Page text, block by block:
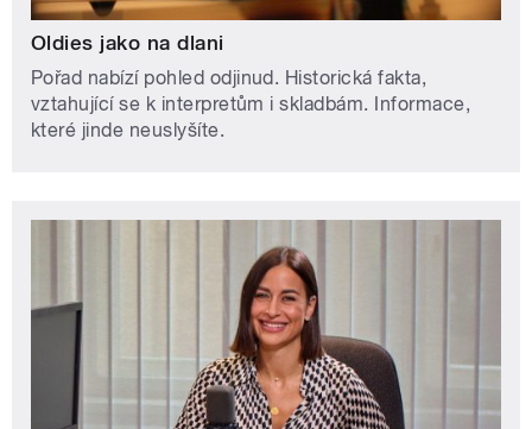
Oldies jako na dlani
Pořad nabízí pohled odjinud. Historická fakta,
vztahující se k interpretům i skladbám. Informace,
které jinde neuslyšíte.